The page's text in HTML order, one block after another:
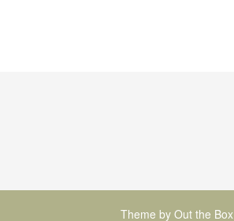
Theme by Out the Box